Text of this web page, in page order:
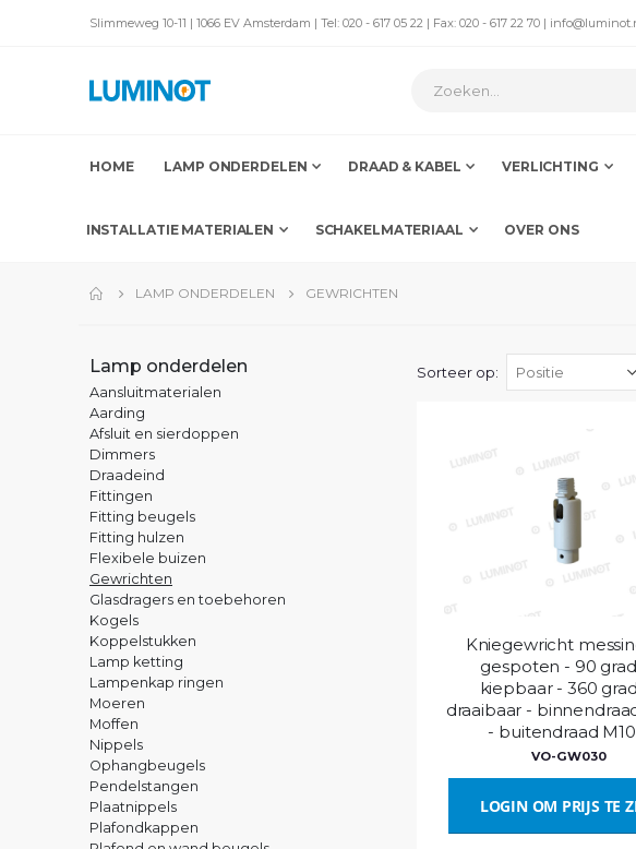
Slimmeweg 10-11 | 1066 EV Amsterdam | Tel: 020 - 617 05 22 | Fax: 020 - 617 22 70 |
HOME LAMP ONDERDELEN DRAAD & KABEL VERLICHTING
INSTALLATIE MATERIALEN SCHAKELMATERIAAL OVER ONS
LAMP ONDERDELEN GEWRICHTEN
Sorteer op
Kniegewricht
gespoten - 90
kiepbaar - 360
draaibaar -
- buitendraad
VO-GW030
LOGIN OM PRIJS TE
Lamp onderdelen
Aansluitmaterialen
Aarding
Afsluit en sierdoppen
Dimmers
Draadeind
Fittingen
Fitting beugels
Fitting hulzen
Flexibele buizen
Gewrichten
Glasdragers en toebehoren
Kogels
Koppelstukken
Lamp ketting
Lampenkap ringen
Moeren
Moffen
Nippels
Ophangbeugels
Pendelstangen
Plaatnippels
Plafondkappen